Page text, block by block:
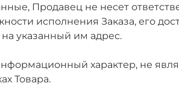
Продавец не несет
исполнения Заказа, его
указанный им адрес.
характер, не
Товара.